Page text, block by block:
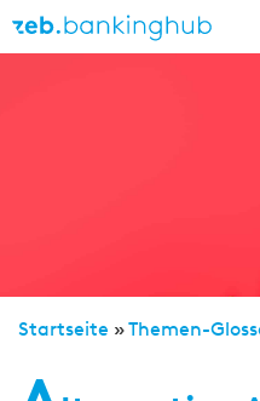
Startseite »Themen-